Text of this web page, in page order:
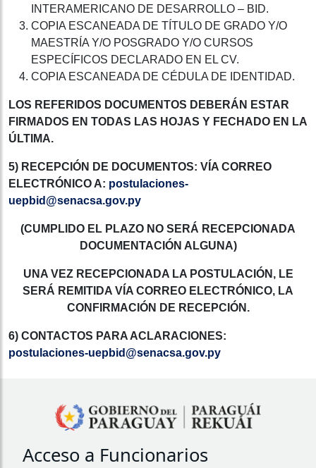
INTERAMERICANO DE DESARROLLO – BID.
COPIA ESCANEADA DE TÍTULO DE GRADO Y/O
MAESTRÍA Y/O POSGRADO Y/O CURSOS
ESPECÍFICOS DECLARADO EN EL CV.
COPIA ESCANEADA DE CÉDULA DE IDENTIDAD.
LOS REFERIDOS DOCUMENTOS DEBERÁN ESTAR
FIRMADOS EN TODAS LAS HOJAS Y FECHADO EN LA
ÚLTIMA.
5) RECEPCIÓN DE DOCUMENTOS: VÍA CORREO
ELECTRÓNICO A: postulaciones-
uepbid@senacsa.gov.py
(CUMPLIDO EL PLAZO NO SERÁ RECEPCIONADA
DOCUMENTACIÓN ALGUNA)
UNA VEZ RECEPCIONADA LA POSTULACIÓN, LE
SERÁ REMITIDA VÍA CORREO ELECTRÓNICO, LA
CONFIRMACIÓN DE RECEPCIÓN.
6) CONTACTOS PARA ACLARACIONES:
postulaciones-uepbid@senacsa.gov.py
Acceso a Funcionarios